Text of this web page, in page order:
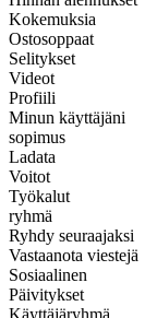
Kokemuksia
Ostosoppaat
Selitykset
Videot
Profiili
Minun käyttäjäni
sopimus
Ladata
Voitot
Työkalut
ryhmä
Ryhdy seuraajaksi
Vastaanota viestejä
Sosiaalinen
Päivitykset
Käyttäjäryhmä